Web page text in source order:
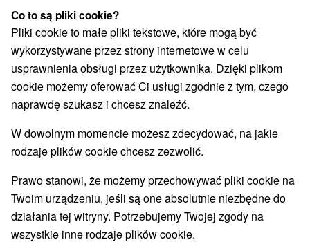
Wieże obserwacyjne i chodniki
Zamki, pałace, ruiny(3)
Loty widokowe i rejsy wycieczkowe (1) Sporty(11)
Jazda konna(3) Skanseny(6) Chaty górskie(19)
Ośrodki i miasteczka dziecięce(8)
Obiekty architektoniczne(2) Ośrodek narciarski
Parki miejskie i zamkowe
Pola golfowe (3) Amfiteatry i kina w przyrodzie(2)
Túry a turistické chodníky(53) Escaperoom
Atrakcje z adrenaliną(21) Atrakcje turystyczne (29)
Muzea i galerie(15)
Ogrody zoologiczne i fermy zwierząt (1)
Co to są pliki cookie?
Pliki cookie to małe pliki tekstowe, które mogą być
wykorzystywane przez strony internetowe w celu
usprawnienia obsługi przez użytkownika. Dzięki plikom
cookie możemy oferować Ci usługi zgodnie z tym, czego
naprawdę szukasz i chcesz znaleźć.
W dowolnym momencie możesz zdecydować, na jakie
rodzaje plików cookie chcesz zezwolić.
Prawo stanowi, że możemy przechowywać pliki cookie na
Twoim urządzeniu, jeśli są one absolutnie niezbędne do
działania tej witryny. Potrzebujemy Twojej zgody na
wszystkie inne rodzaje plików cookie.